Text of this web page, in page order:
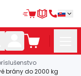
brány do 2000 kg